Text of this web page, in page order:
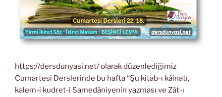
https://dersdunyasi.net/ olarak düzenlediğimiz
Cumartesi Derslerinde bu hafta “Şu kitab-ı kâinatı,
kalem-i kudret-i Samedâniyenin yazması ve Zât-ı